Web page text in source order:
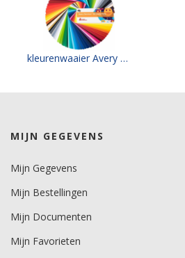
Minimale aanbrengstemperatuur (°C)
Temperatuurbereik (°C)
kleuren 4 jaar.
ja.
kleurenwaaier Avery 500 serie
MIJN GEGEVENS
Mijn Gegevens
Mijn Bestellingen
Mijn Documenten
Mijn Favorieten